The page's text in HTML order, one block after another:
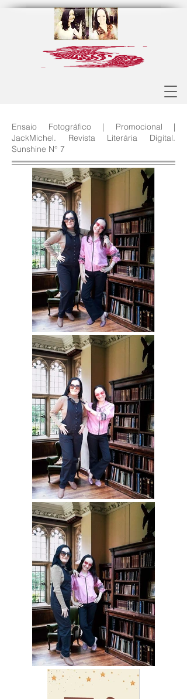
Ensaio Fotográfico | Promocional |
JackMichel. Revista Literária Digital.
Sunshine N° 7